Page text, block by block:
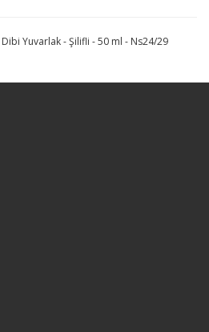
Dibi Yuvarlak - Şilifli - 50 ml - Ns24/29